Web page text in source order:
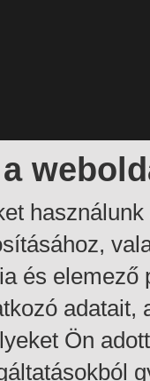
a
és elemező
adatait,
Ön